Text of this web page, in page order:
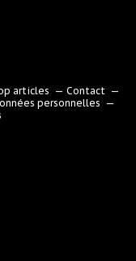
articles
Contact
personnelles